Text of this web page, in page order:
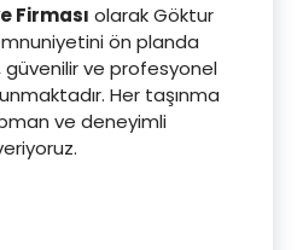
Firması olarak Göktur
ön planda
güvenilir ve profesyonel
Her taşınma
ve deneyimli